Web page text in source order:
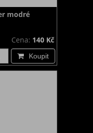
modré
Cena: 140 Kč
Koupit